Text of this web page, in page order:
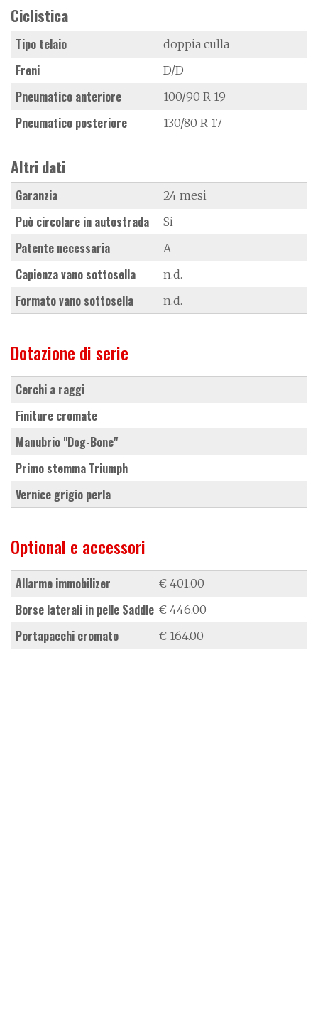
Ciclistica
Tipo telaio doppia culla
Freni D/D
Pneumatico anteriore 100/90 R 19
Pneumatico posteriore 130/80 R 17
Altri dati
Garanzia 24 mesi
Può circolare in autostrada Si
Patente necessaria A
Capienza vano sottosella n.d.
Formato vano sottosella n.d.
Dotazione di serie
cerchi a raggi
finiture cromate
manubrio "Dog-Bone"
primo stemma Triumph
vernice grigio perla
Optional e accessori
allarme immobilizer € 401.00
borse laterali in pelle Saddle € 446.00
portapacchi cromato € 164.00